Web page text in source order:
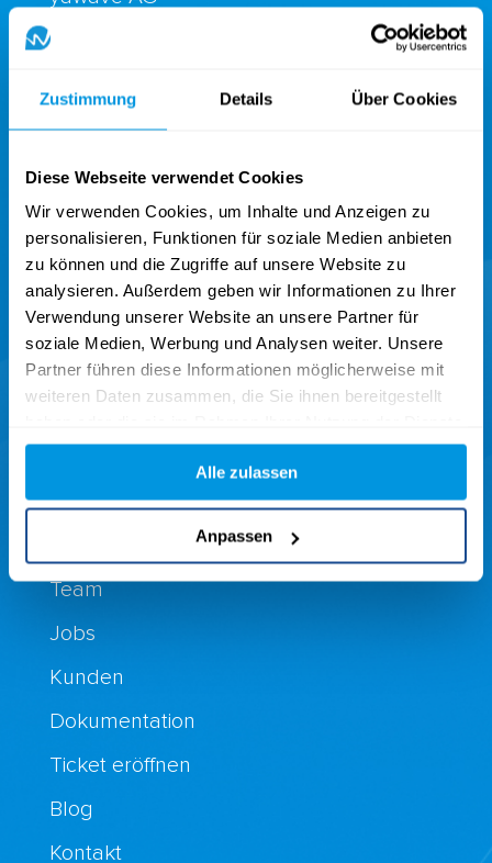
Zustimmung Details Über Cookies
Diese Webseite verwendet Cookies
Wir verwenden Cookies, um Inhalte und Anzeigen zu
personalisieren, Funktionen für soziale Medien anbieten
zu können und die Zugriffe auf unsere Website zu
analysieren. Außerdem geben wir Informationen zu Ihrer
Verwendung unserer Website an unsere Partner für
soziale Medien, Werbung und Analysen weiter. Unsere
Partner führen diese Informationen möglicherweise mit
weiteren Daten zusammen, die Sie ihnen bereitgestellt
gesammelt haben.
Alle zulassen
Anpassen
Habsburgerstrasse 20
Switzerland
Lösung
Sport
Verbände
Team
Jobs
Kunden
Dokumentation
Ticket eröffnen
Blog
Kontakt